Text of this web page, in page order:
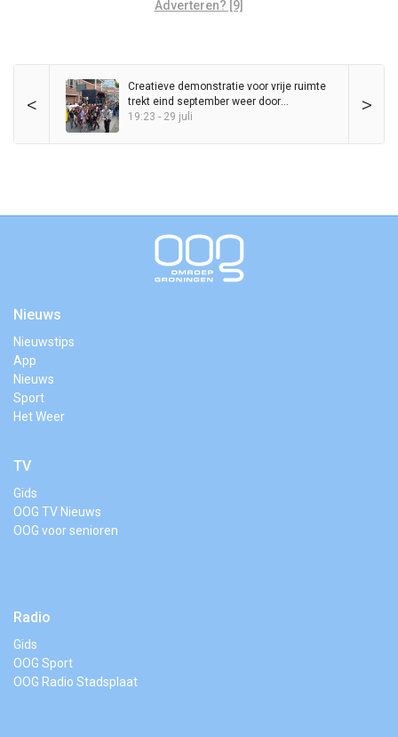
Adverteren? [9]
< >
Creatieve demonstratie voor vrije ruimte
trekt eind september weer door
binnenstad
19:23 - 29 juli
Nieuws
Nieuwstips
App
Nieuws
Sport
Het Weer
TV
Gids
OOG TV Nieuws
OOG voor senioren
Radio
Gids
OOG Sport
OOG Radio Stadsplaat